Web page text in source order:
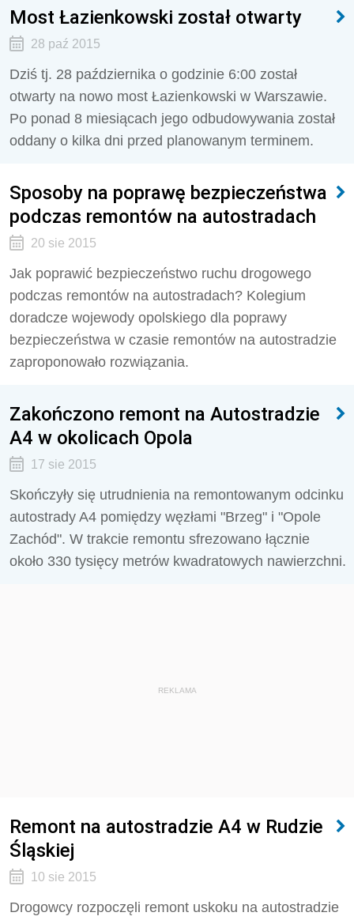
Most Łazienkowski został otwarty
28 paź 2015
Dziś tj. 28 października o godzinie 6:00 został
otwarty na nowo most Łazienkowski w Warszawie.
Po ponad 8 miesiącach jego odbudowywania został
oddany o kilka dni przed planowanym terminem.
Sposoby na poprawę bezpieczeństwa
podczas remontów na autostradach
20 sie 2015
Jak poprawić bezpieczeństwo ruchu drogowego
podczas remontów na autostradach? Kolegium
doradcze wojewody opolskiego dla poprawy
bezpieczeństwa w czasie remontów na autostradzie
zaproponowało rozwiązania.
Zakończono remont na Autostradzie
A4 w okolicach Opola
17 sie 2015
Skończyły się utrudnienia na remontowanym odcinku
autostrady A4 pomiędzy węzłami "Brzeg" i "Opole
Zachód". W trakcie remontu sfrezowano łącznie
około 330 tysięcy metrów kwadratowych nawierzchni.
REKLAMA
Remont na autostradzie A4 w Rudzie
Śląskiej
10 sie 2015
Drogowcy rozpoczęli remont uskoku na autostradzie